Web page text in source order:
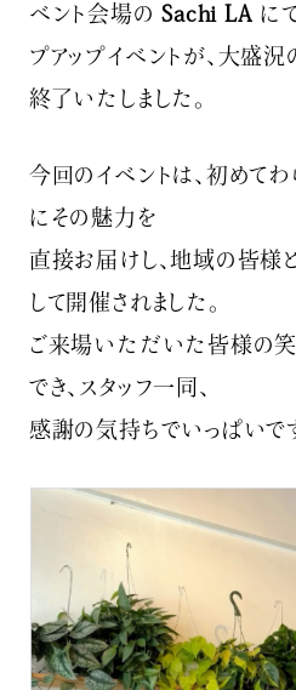
ベント会場のSachi LA に
プアップイベントが、大盛況
終了いたしました。
今回のイベントは、初めて
にその魅力を
直接お届けし、地域の皆様
して開催されました。
ご来場いただいた皆様の
でき、スタッフ一同、
感謝の気持ちでいっぱいで